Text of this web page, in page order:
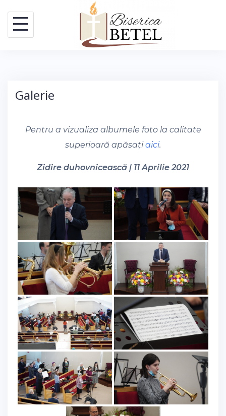
content
Galerie
Pentru a vizualiza albumele foto la calitate
superioară apăsațiaici.
Zidire duhovnicească | 11 Aprilie 2021